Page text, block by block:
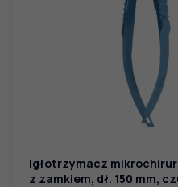
Igłotrzymacz
z zamkiem, dł. 150 mm,